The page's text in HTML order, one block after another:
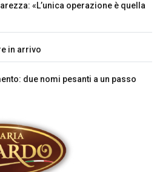
«L’unica operazione è quella
in arrivo
due nomi pesanti a un passo